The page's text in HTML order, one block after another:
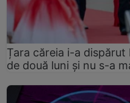
Țara căreia i-a
de două luni și nu s-a